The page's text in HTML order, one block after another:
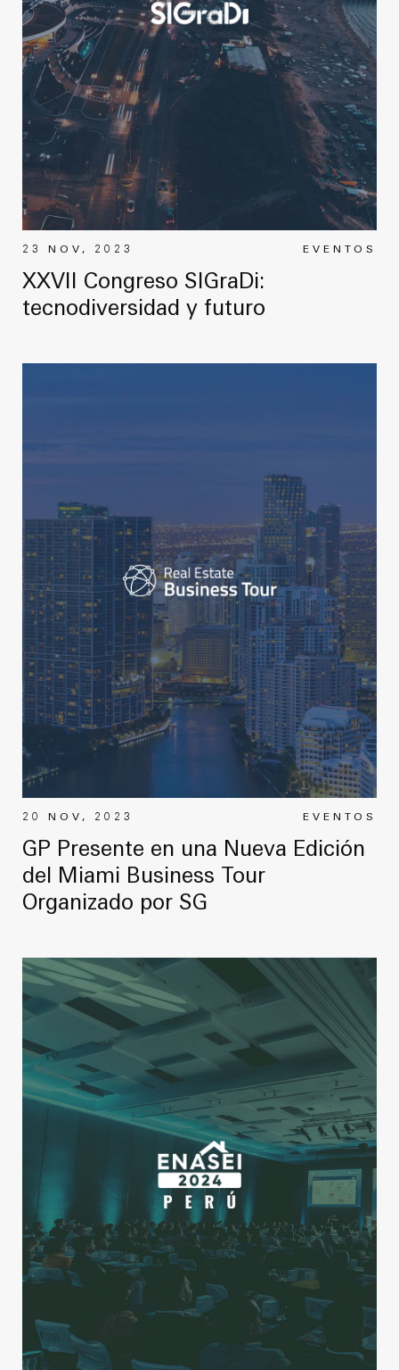
EVENTOS
23 NOV, 2023
XXVII Congreso SIGraDi:
tecnodiversidad y futuro
EVENTOS
20 NOV, 2023
GP Presente en una Nueva Edición
del Miami Business Tour
Organizado por SG